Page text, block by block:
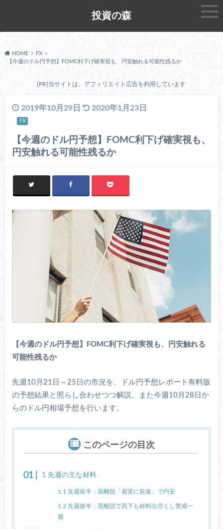
投資の森
HOME
FX
【今週のドル円予想】FOMC利下げ確実視も、円安触れる可能性残るか
[PR]当サイトは、アフィリエイト広告を利用しています
2019年10月29日 2020年1月23日
FX
【今週のドル円予想】FOMC利下げ確実視も、
円安触れる可能性残るか
【今週のドル円予想】FOMC利下げ確実視も、円安触れる
可能性残るか
先週10月21日～25日の市況を、ドル円予想レポート有料版
の予想結果と照らし合わせつつ解説、また今週10月28日か
らのドル円相場予想を行います。
このページの目次
1 先週の主な材料
1.1 先週前半：英離脱「着実に前進」で円安
1.2 先週後半：英離脱で高下も材料出尽くし警戒一
服